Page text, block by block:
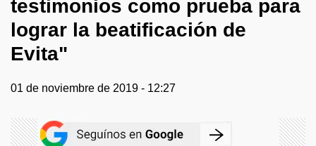
testimonios como prueba para
lograr la beatificación de
Evita"
01 de noviembre de 2019 - 12:27